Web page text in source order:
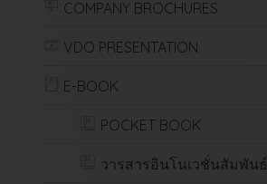
COMPANY BROCHURES
VDO PRESENTATION
E-BOOK
POCKET BOOK
วารสารอินโนเวชั่นสัมพันธ์